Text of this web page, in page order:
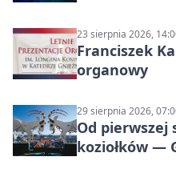
23 sierpnia 2026,
Franciszek
organowy
29 sierpnia 2026,
Od pierwszej
koziołków —